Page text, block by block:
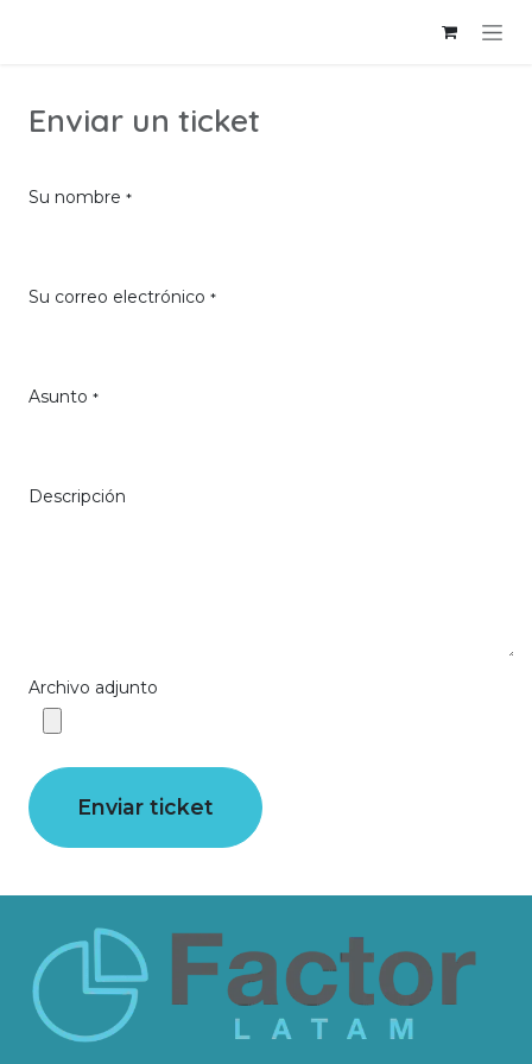
Enviar un ticket
Su nombre *
Su correo electrónico *
Asunto *
Descripción
Archivo adjunto
Enviar ticket